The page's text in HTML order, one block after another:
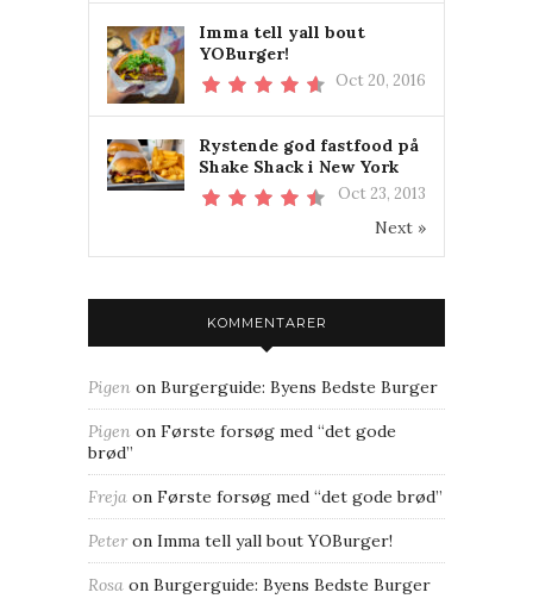
Imma tell yall bout
YOBurger!
Oct 20, 2016
Rystende god fastfood på
Shake Shack i New York
Oct 23, 2013
Next »
KOMMENTARER
Pigen on Burgerguide: Byens Bedste Burger
Pigen on Første forsøg med “det gode
brød”
Freja on Første forsøg med “det gode brød”
Peteron Imma tell yall bout YOBurger!
Rosa on Burgerguide: Byens Bedste Burger